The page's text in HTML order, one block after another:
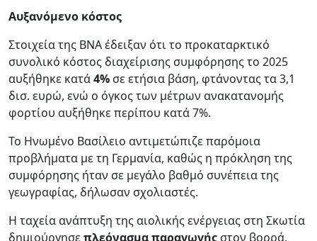
Αυξανόμενο κόστος
Στοιχεία της BNA έδειξαν ότι το προκαταρκτικό
συνολικό κόστος διαχείρισης συμφόρησης το 2025
αυξήθηκε κατά4% σε ετήσια βάση, φτάνοντας τα 3,1
δισ. ευρώ, ενώ ο όγκος των μέτρων ανακατανομής
φορτίου αυξήθηκε περίπου κατά 7%.
Το Ηνωμένο Βασίλειο αντιμετώπιζε παρόμοια
προβλήματα με τη Γερμανία, καθώς η πρόκληση της
συμφόρησης ήταν σε μεγάλο βαθμό συνέπεια της
γεωγραφίας, δήλωσαν σχολιαστές.
Η ταχεία ανάπτυξη της αιολικής ενέργειας στη Σκωτία
δημιούργησεπλεόνασμα παραγωγής στον βορρά,